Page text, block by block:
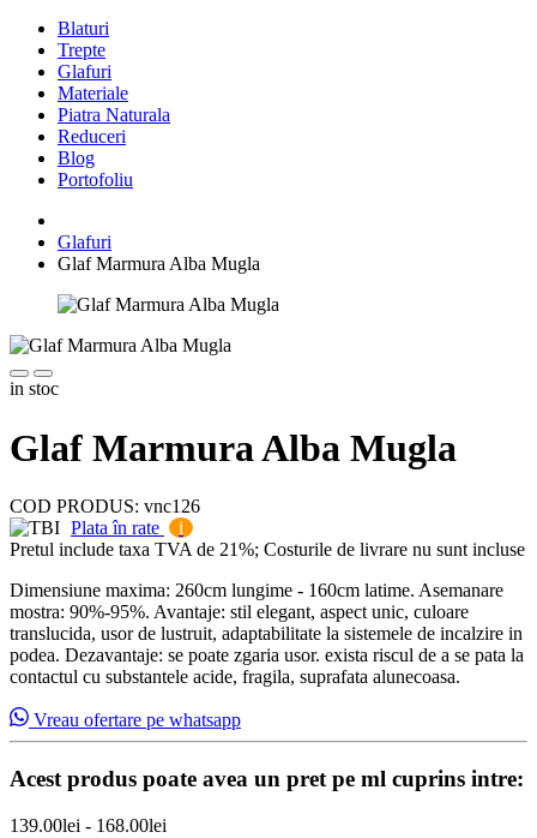
Blaturi
Trepte
Glafuri
Materiale
Piatra Naturala
Reduceri
Blog
Portofoliu
Glafuri
Glaf Marmura Alba Mugla
in stoc
Glaf Marmura Alba Mugla
COD PRODUS: vnc126
Plata în rate
i
Pretul include taxa TVA de 21%; Costurile de livrare nu sunt incluse
Dimensiune maxima: 260cm lungime - 160cm latime. Asemanare
mostra: 90%-95%. Avantaje: stil elegant, aspect unic, culoare
translucida, usor de lustruit, adaptabilitate la sistemele de incalzire in
podea. Dezavantaje: se poate zgaria usor. exista riscul de a se pata la
contactul cu substantele acide, fragila, suprafata alunecoasa.
Vreau ofertare pe whatsapp
Acest produs poate avea un pret pe ml cuprins intre:
139.00lei - 168.00lei